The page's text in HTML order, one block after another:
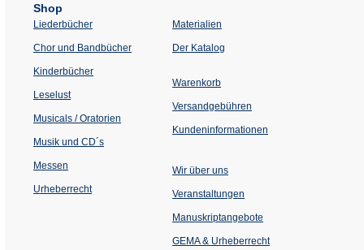
Shop
Liederbücher
Chor und Bandbücher
Kinderbücher
Leselust
Musicals / Oratorien
Musik und CD´s
Messen
Urheberrecht
Materialien
Der Katalog
Warenkorb
Versandgebühren
Kundeninformationen
Wir über uns
Veranstaltungen
einem
Tab)
Manuskriptangebote
GEMA & Urheberrecht